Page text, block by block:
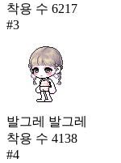
착용 수 6217
#3
발그레 발그레
착용 수 4138
#4